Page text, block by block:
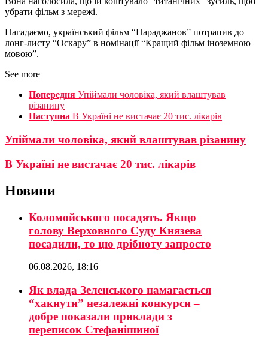
убрати фільм з мережі.
Нагадаємо, український фільм “Параджанов” потрапив до
лонг-листу “Оскару” в номінації “Кращий фільм іноземною
мовою”.
See more
Попередня Упіймали чоловіка, який влаштував
різанину
Наступна В Україні не вистачає 20 тис. лікарів
Упіймали чоловіка, який влаштував різанину
В Україні не вистачає 20 тис. лікарів
Новини
Коломойського посадять. Якщо
голову Верховного Суду Князева
посадили, то цю дрібноту запросто
06.08.2026, 18:16
Як влада Зеленського намагається
“хакнути” незалежні конкурси –
добре показали приклади з
переписок Стефанішиної